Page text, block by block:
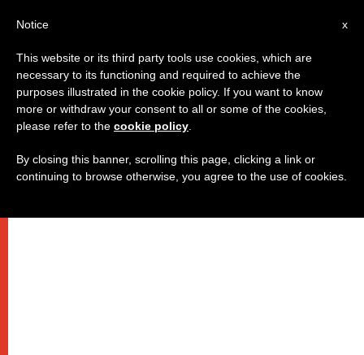
x
Notice
This website or its third party tools use cookies, which are
necessary to its functioning and required to achieve the
purposes illustrated in the cookie policy. If you want to know
more or withdraw your consent to all or some of the cookies,
please refer to the cookie policy
By closing this banner, scrolling this page, clicking a link or
continuing to browse otherwise, you agree to the use of cookies.